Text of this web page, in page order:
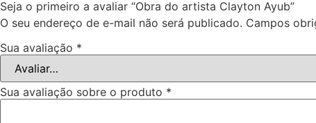
Seja o primeiro a avaliar “Obra do artista Clayton Ayub”
O seu endereço de e-mail não será publicado. Campos
Sua avaliação *
Sua avaliação sobre o produto *